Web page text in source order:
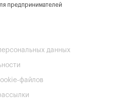
предпринимателей
данных
файлов